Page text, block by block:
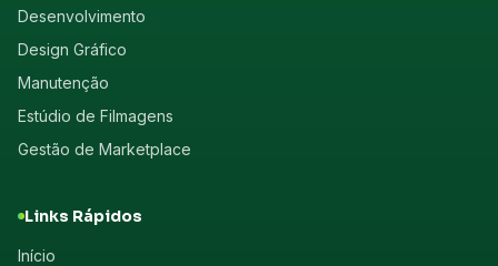
Desenvolvimento
Design Gráfico
Manutenção
Estúdio de Filmagens
Gestão de Marketplace
Links Rápidos
Início